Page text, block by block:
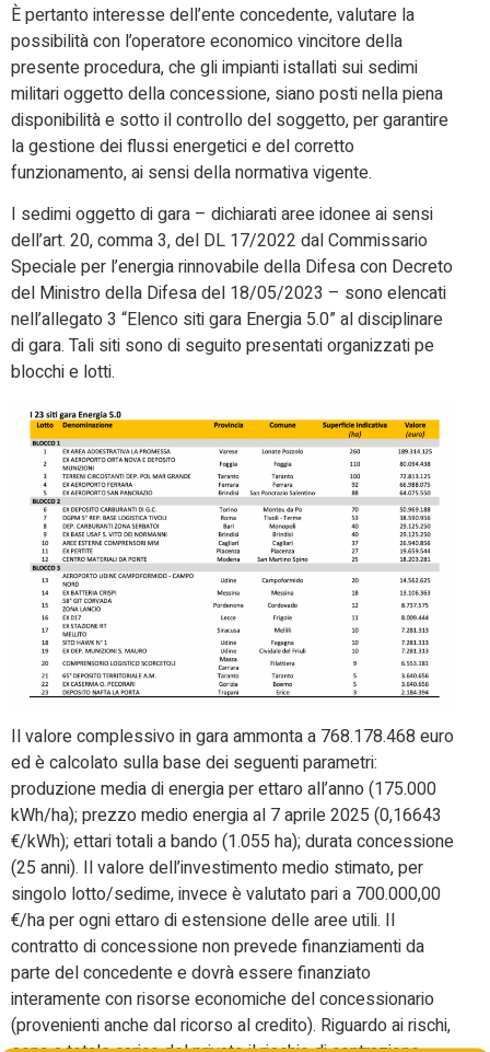
È pertanto interesse dell’ente concedente, valutare la
possibilità con l’operatore economico vincitore della
presente procedura, che gli impianti istallati sui sedimi
militari oggetto della concessione, siano posti nella piena
disponibilità e sotto il controllo del soggetto, per garantire
la gestione dei flussi energetici e del corretto
funzionamento, ai sensi della normativa vigente.
I sedimi oggetto di gara – dichiarati aree idonee ai sensi
dell’art. 20, comma 3, del DL 17/2022 dal Commissario
Speciale per l’energia rinnovabile della Difesa con Decreto
del Ministro della Difesa del 18/05/2023 – sono elencati
nell’allegato 3 “Elenco siti gara Energia 5.0” al disciplinare
di gara. Tali siti sono di seguito presentati organizzati pe
blocchi e lotti.
Il valore complessivo in gara ammonta a 768.178.468 euro
ed è calcolato sulla base dei seguenti parametri:
produzione media di energia per ettaro all’anno (175.000
kWh/ha); prezzo medio energia al 7 aprile 2025 (0,16643
€/kWh); ettari totali a bando (1.055 ha); durata concessione
(25 anni). Il valore dell’investimento medio stimato, per
singolo lotto/sedime, invece è valutato pari a 700.000,00
€/ha per ogni ettaro di estensione delle aree utili. Il
contratto di concessione non prevede finanziamenti da
parte del concedente e dovrà essere finanziato
interamente con risorse economiche del concessionario
(provenienti anche dal ricorso al credito). Riguardo ai rischi,